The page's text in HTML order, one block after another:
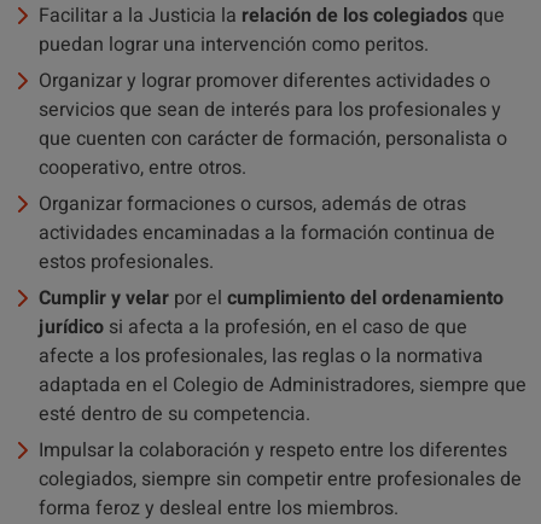
Facilitar a la Justicia la relación de los colegiados que
puedan lograr una intervención como peritos.
Organizar y lograr promover diferentes actividades o
servicios que sean de interés para los profesionales y
que cuenten con carácter de formación, personalista o
cooperativo, entre otros.
Organizar formaciones o cursos, además de otras
actividades encaminadas a la formación continua de
estos profesionales.
Cumplir y velar por el cumplimiento del ordenamiento
jurídico si afecta a la profesión, en el caso de que
afecte a los profesionales, las reglas o la normativa
adaptada en el Colegio de Administradores, siempre que
esté dentro de su competencia.
Impulsar la colaboración y respeto entre los diferentes
colegiados, siempre sin competir entre profesionales de
forma feroz y desleal entre los miembros.